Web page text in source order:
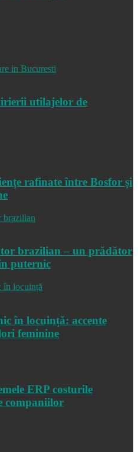
utilajelor de
rafinate între Bosfor și
brazilian – un prădător
puternic
în locuință: accente
feminine
ERP costurile
companiilor